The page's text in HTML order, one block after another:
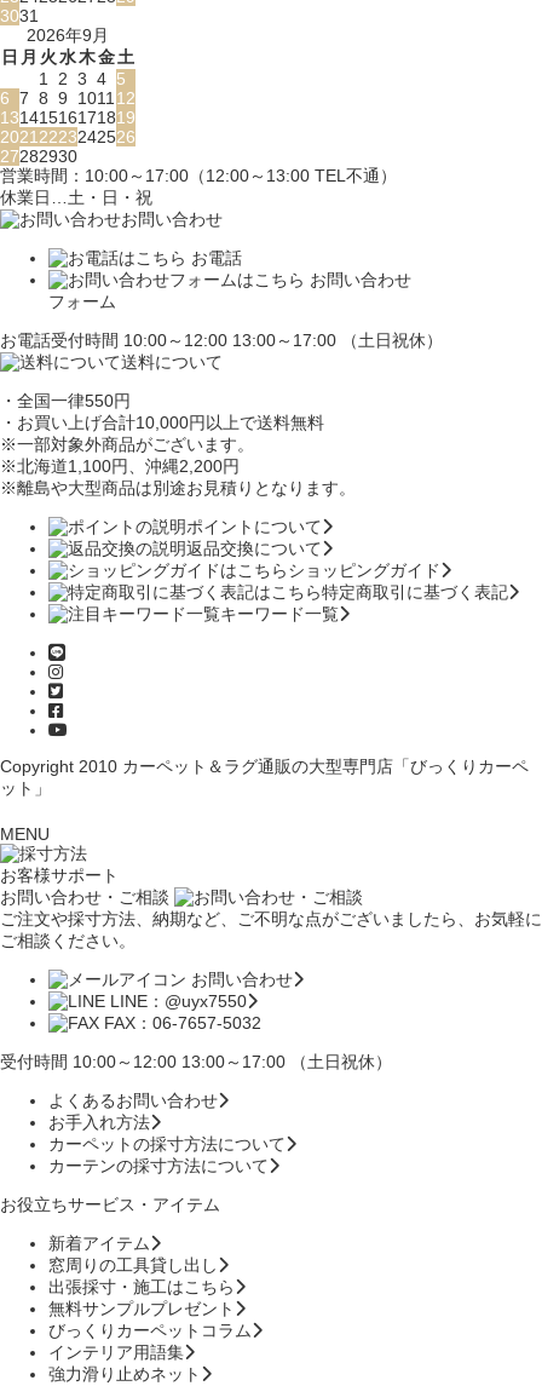
3031
2026年9月
日 月 火水木金土
1 2 3 4 5
6 7 8 9 101112
13141516171819
20212223242526
27282930
営業時間：10:00～17:00（12:00～13:00 TEL不通）
休業日…土・日・祝
お問い合わせ
お電話
お問い合わせ
フォーム
お電話受付時間 10:00～12:00 13:00～17:00 （土日祝休）
送料について
・全国一律550円
・お買い上げ合計10,000円 以上で送料無料
※一部対象外商品がございます。
※北海道1,100円、沖縄2,200円
※離島や大型商品は別途お見積りとなります。
ポイントについて
返品交換について
ショッピングガイド
特定商取引に基づく表記
キーワード一覧
Copyright 2010 カーペット＆ラグ通販の大型専門店「びっくりカーペ
ット」
MENU
お客様サポート
お問い合わせ・ご相談
ご注文や採寸方法、納期など、ご不明な点がございましたら、お気軽に
ご相談ください。
お問い合わせ
LINE：@uyx7550
FAX：06-7657-5032
受付時間 10:00～12:00 13:00～17:00 （土日祝休）
よくあるお問い合わせ
お手入れ方法
カーペットの採寸方法について
カーテンの採寸方法について
お役立ちサービス・アイテム
新着アイテム
窓周りの工具貸し出し
出張採寸・施工はこちら
無料サンプルプレゼント
びっくりカーペットコラム
インテリア用語集
強力滑り止めネット